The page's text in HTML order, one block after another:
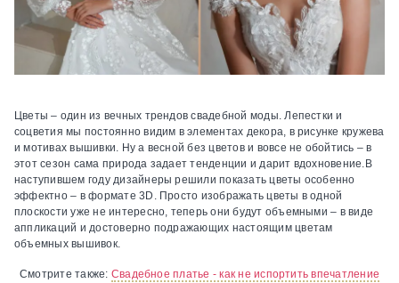
Цветы – один из вечных трендов свадебной моды. Лепестки и
соцветия мы постоянно видим в элементах декора, в рисунке кружева
и мотивах вышивки. Ну а весной без цветов и вовсе не обойтись – в
этот сезон сама природа задает тенденции и дарит вдохновение.В
наступившем году дизайнеры решили показать цветы особенно
эффектно – в формате 3D. Просто изображать цветы в одной
плоскости уже не интересно, теперь они будут объемными – в виде
аппликаций и достоверно подражающих настоящим цветам
объемных вышивок.
Смотрите также: Свадебное платье - как не испортить впечатление